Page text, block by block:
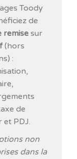
Toody
de
remise sur
(hors
:
de
et PDJ.
non
dans la